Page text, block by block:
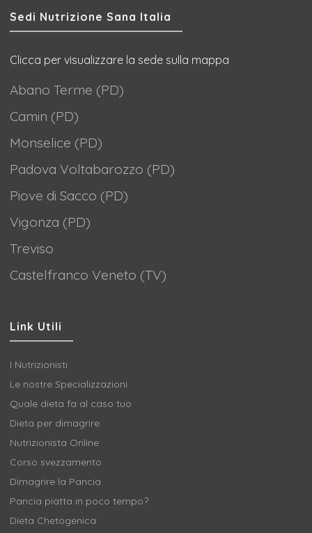
Sedi Nutrizione Sana Italia
Clicca per visualizzare la sede sulla mappa
Abano Terme (PD)
Camin (PD)
Monselice (PD)
Padova Voltabarozzo (PD)
Piove di Sacco (PD)
Vigonza (PD)
Treviso
Castelfranco Veneto (TV)
Link Utili
I Nutrizionisti
Le nostre Specializzazioni
Quale dieta fa al caso tuo
Dieta per dimagrire
Nutrizionista Online
Corso svezzamento
Dimagrire la Pancia
Pancia piatta in poco tempo?
Dieta Chetogenica